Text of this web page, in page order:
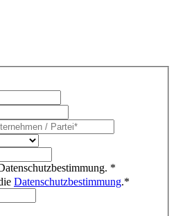
*
Datenschutzbestimmung.*